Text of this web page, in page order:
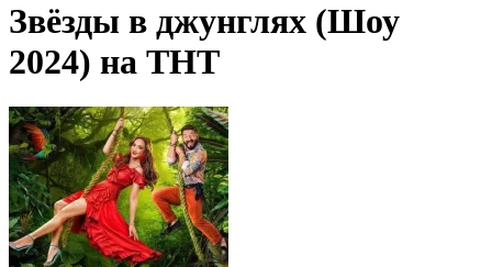
Звёзды в джунглях (Шоу
2024) на ТНТ